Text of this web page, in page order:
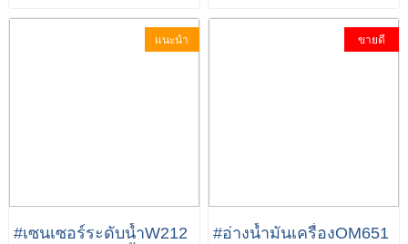
แนะนำ
#เซนเซอร์ระดับน้ำW212
ขายดี
#อ่างน้ำมันเครื่องOM651